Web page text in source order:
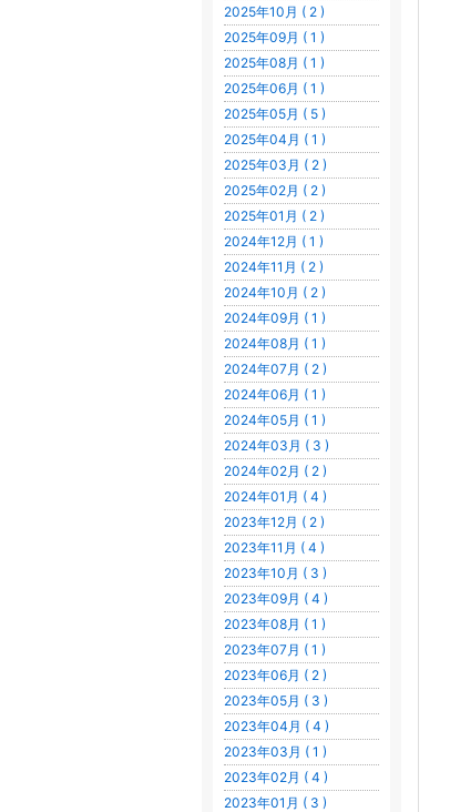
2025年10月 ( 2 )
2025年09月 ( 1 )
2025年08月 ( 1 )
2025年06月 ( 1 )
2025年05月 ( 5 )
2025年04月 ( 1 )
2025年03月 ( 2 )
2025年02月 ( 2 )
2025年01月 ( 2 )
2024年12月 ( 1 )
2024年11月 ( 2 )
2024年10月 ( 2 )
2024年09月 ( 1 )
2024年08月 ( 1 )
2024年07月 ( 2 )
2024年06月 ( 1 )
2024年05月 ( 1 )
2024年03月 ( 3 )
2024年02月 ( 2 )
2024年01月 ( 4 )
2023年12月 ( 2 )
2023年11月 ( 4 )
2023年10月 ( 3 )
2023年09月 ( 4 )
2023年08月 ( 1 )
2023年07月 ( 1 )
2023年06月 ( 2 )
2023年05月 ( 3 )
2023年04月 ( 4 )
2023年03月 ( 1 )
2023年02月 ( 4 )
2023年01月 ( 3 )